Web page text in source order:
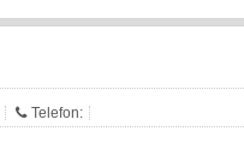
Telefon: